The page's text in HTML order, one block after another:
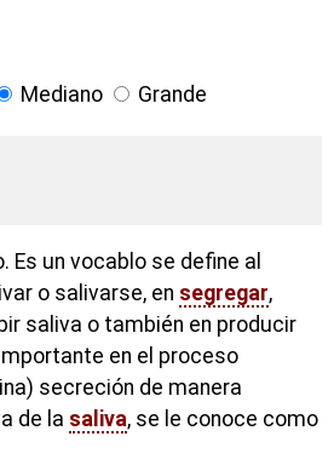
Mediano Grande
un vocablo se define al
o salivarse, en segregar,
saliva o también en producir
en el proceso
secreción de manera
de la saliva, se le conoce como